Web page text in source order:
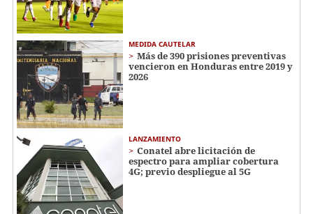
MEDIDA CAUTELAR
Más de 390 prisiones preventivas
vencieron en Honduras entre 2019 y
2026
LANZAMIENTO
Conatel abre licitación de
espectro para ampliar cobertura
4G; previo despliegue al 5G